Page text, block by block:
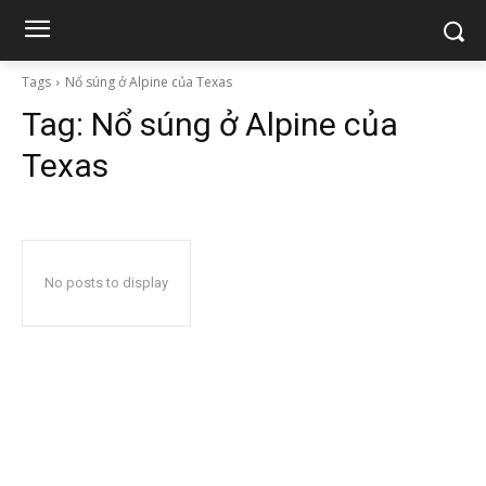
Tags Nổ súng ở Alpine của Texas
Tag: Nổ súng ở Alpine của
Texas
No posts to display